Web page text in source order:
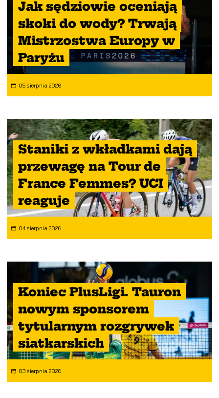
Jak sędziowie oceniają
skoki do wody? Trwają
Mistrzostwa Europy w
Paryżu
05 sierpnia 2026
Staniki z wkładkami dają
przewagę na Tour de
France Femmes? UCI
reaguje
04 sierpnia 2026
Koniec PlusLigi. Tauron
nowym sponsorem
tytularnym rozgrywek
siatkarskich
03 sierpnia 2026